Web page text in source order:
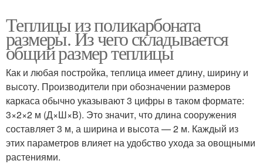
Теплицы из поликарбоната
размеры. Из чего складывается
общий размер теплицы
Как и любая постройка, теплица имеет длину, ширину и
высоту. Производители при обозначении размеров
каркаса обычно указывают 3 цифры в таком формате:
3×2×2 м (Д×Ш×В). Это значит, что длина сооружения
составляет 3 м, а ширина и высота — 2 м. Каждый из
этих параметров влияет на удобство ухода за овощными
растениями.